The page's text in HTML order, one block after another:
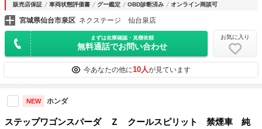
販売店保証 車両状態評価書 グー鑑定 OBD診断済み オンライン商談可
宮城県仙台市泉区 ネクステージ 仙台泉店
まずは在庫確認・見積依頼
無料通話でお問い合わせ
お気に入り
今あなたの他に10人が見ています
NEW ホンダ
ステップワゴンスパーダ Ｚ クールスピリット 禁煙車 純